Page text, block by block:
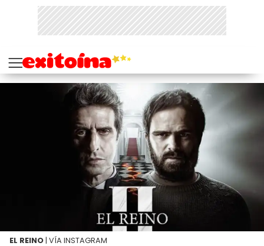
EL REINO | VÍA INSTAGRAM